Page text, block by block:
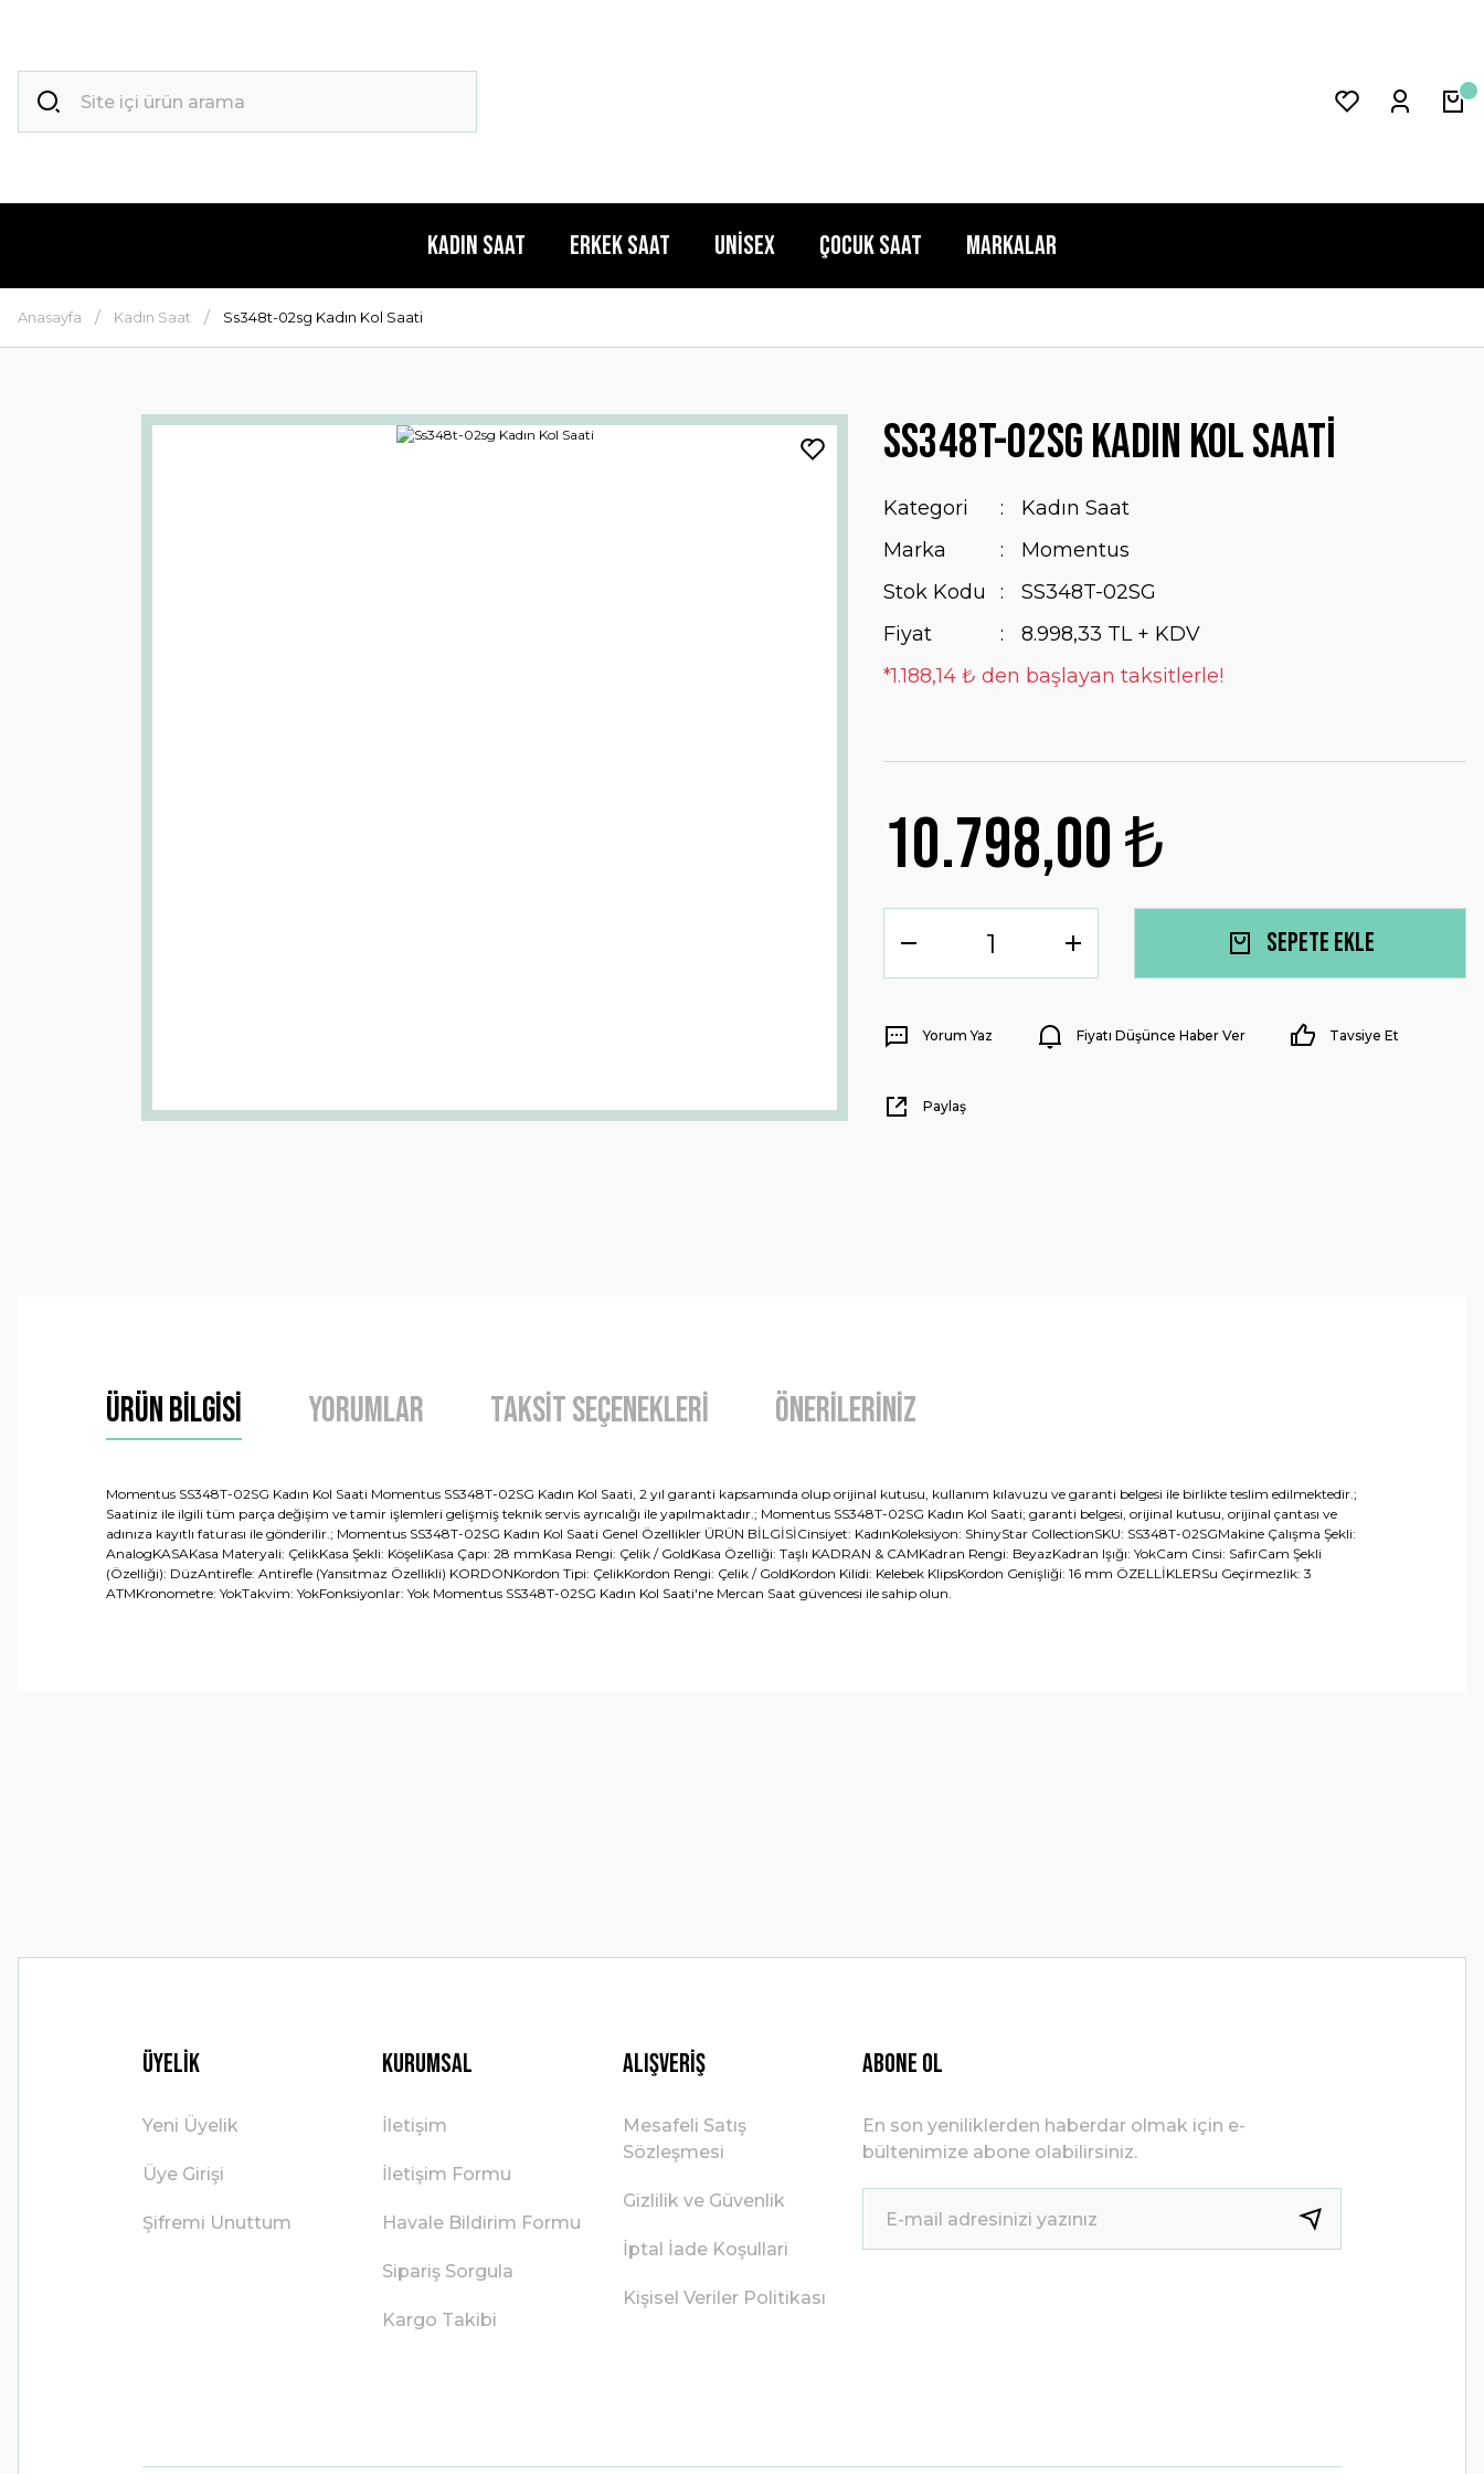
Kadın Saat Erkek Saat Unisex Çocuk Saat Markalar
Anasayfa Kadın Saat Ss348t-02sg Kadın Kol Saati
Ss348t-02sg Kadın Kol Saati
Kategori
Kadın Saat
Marka
Momentus
Stok Kodu
SS348T-02SG
Fiyat
8.998,33 TL + KDV
*1.188,14 ₺ den başlayan taksitlerle!
10.798,00 ₺
Sepete Ekle
Yorum Yaz Fiyatı Düşünce Haber Ver Tavsiye Et
Paylaş
Ürün Bilgisi Yorumlar Taksit Seçenekleri Önerileriniz
Momentus SS348T-02SG Kadın Kol Saati Momentus SS348T-02SG Kadın Kol Saati, 2 yıl garanti kapsamında olup orijinal kutusu, kullanım kılavuzu ve garanti belgesi ile birlikte teslim edilmektedir.;
Saatiniz ile ilgili tüm parça değişim ve tamir işlemleri gelişmiş teknik servis ayrıcalığı ile yapılmaktadır.; Momentus SS348T-02SG Kadın Kol Saati; garanti belgesi, orijinal kutusu, orijinal çantası ve
adınıza kayıtlı faturası ile gönderilir.; Momentus SS348T-02SG Kadın Kol Saati Genel Özellikler ÜRÜN BİLGİSİCinsiyet: KadınKoleksiyon: ShinyStar CollectionSKU: SS348T-02SGMakine Çalışma Şekli:
AnalogKASAKasa Materyali: ÇelikKasa Şekli: KöşeliKasa Çapı: 28 mmKasa Rengi: Çelik / GoldKasa Özelliği: Taşlı KADRAN & CAMKadran Rengi: BeyazKadran Işığı: YokCam Cinsi: SafirCam Şekli
(Özelliği): DüzAntirefle: Antirefle (Yansıtmaz Özellikli) KORDONKordon Tipi: ÇelikKordon Rengi: Çelik / GoldKordon Kilidi: Kelebek KlipsKordon Genişliği: 16 mm ÖZELLİKLERSu Geçirmezlik: 3
ATMKronometre: YokTakvim: YokFonksiyonlar: Yok Momentus SS348T-02SG Kadın Kol Saati'ne Mercan Saat güvencesi ile sahip olun.
Üyelik
Yeni Üyelik
Üye Girişi
Şifremi Unuttum
Kurumsal
İletişim
İletişim Formu
Havale Bildirim Formu
Sipariş Sorgula
Kargo Takibi
Alışveriş
Mesafeli Satış
Sözleşmesi
Gizlilik ve Güvenlik
İptal İade Koşullari
Kişisel Veriler Politikası
ABONE OL
En son yeniliklerden haberdar olmak için e-
bültenimize abone olabilirsiniz.